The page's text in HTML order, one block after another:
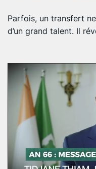
Parfois, un transfert
d’un grand talent. Il